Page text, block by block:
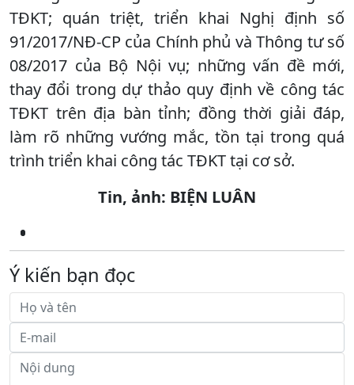
TĐKT; quán triệt, triển khai Nghị định số
91/2017/NĐ-CP của Chính phủ và Thông tư số
08/2017 của Bộ Nội vụ; những vấn đề mới,
thay đổi trong dự thảo quy định về công tác
TĐKT trên địa bàn tỉnh; đồng thời giải đáp,
làm rõ những vướng mắc, tồn tại trong quá
trình triển khai công tác TĐKT tại cơ sở.
Tin, ảnh: BIỆN LUÂN
Ý kiến bạn đọc